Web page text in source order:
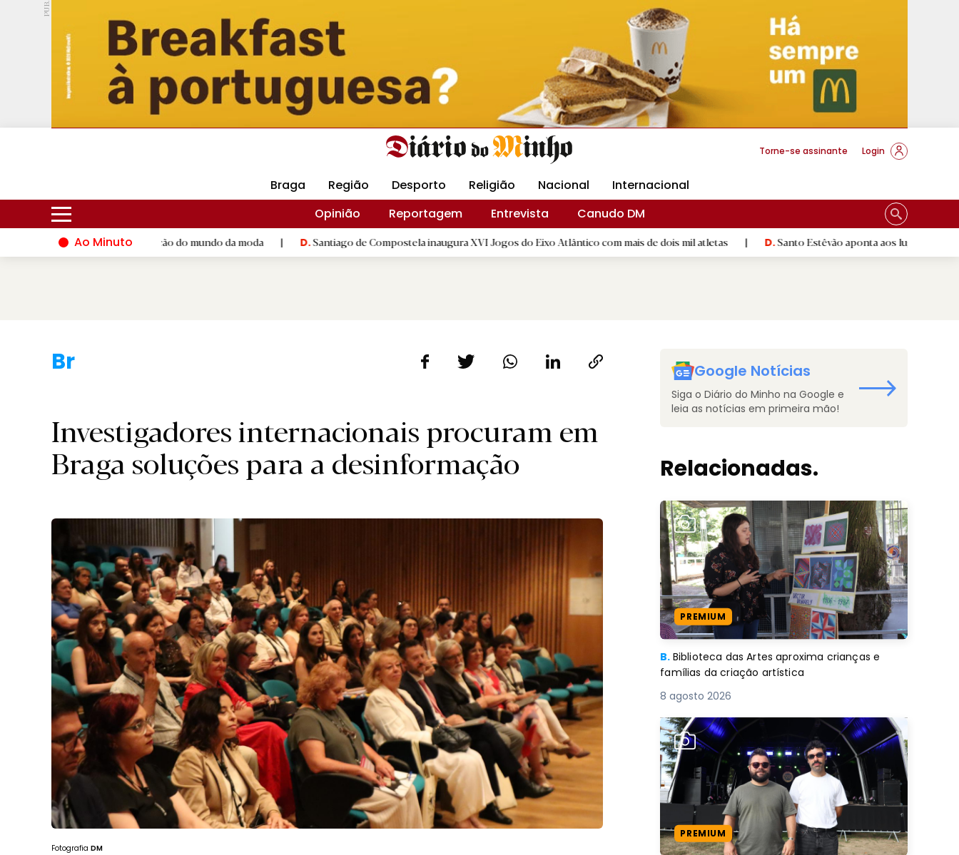
PUB.
Hoje 16ºC 28ºC DMtv Revista Minha Gráfica DM Livraria DM Arquidiocese Braga
Torne-se assinante Login
Braga Região Desporto Religião Nacional
Internacional
Opinião
Reportagem Entrevista
Canudo DM
Ao Minuto
ao talento e à inovação do mundo da moda | D.Santiago de Compostela inaugura XVI Jogos do Eixo Atlântico com mais de dois mil atletas | D.Santo Estêvão aponta aos lugares cimeiros da Honra
Braga.
Investigadores internacionais procuram em
Braga soluções para a desinformação
Fotografia DM
Google Notícias
Siga o Diário do Minho na Google e
leia as notícias em primeira mão!
Relacionadas.
PREMIUM
B. Biblioteca das Artes aproxima crianças e
famílias da criação artística
8 agosto 2026
PREMIUM